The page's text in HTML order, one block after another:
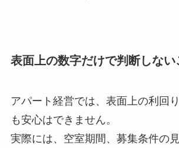
表面上の数字だけで判断しない
アパート経営では、表面上の利回
も安心はできません。
実際には、空室期間、募集条件の